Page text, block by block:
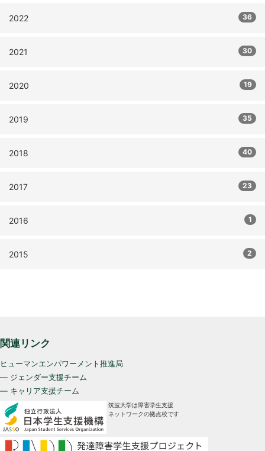
2022 36
2021 30
2020 19
2019 35
2018 40
2017 23
2016 1
2015 2
関連リンク
ヒューマンエンパワーメント推進局
— ジェンダー支援チーム
— キャリア支援チーム
筑波大学は障害学生支援
ネットワークの拠点校です